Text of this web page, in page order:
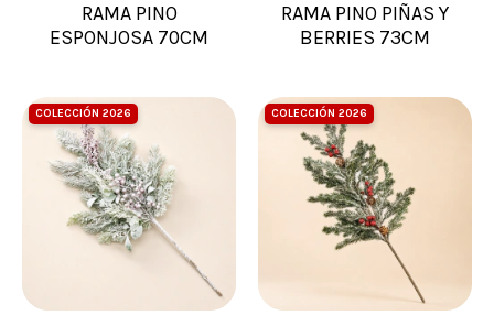
RAMA PINO
ESPONJOSA 70CM
RAMA PINO PIÑAS Y
BERRIES 73CM
COLECCIÓN 2026 COLECCIÓN 2026